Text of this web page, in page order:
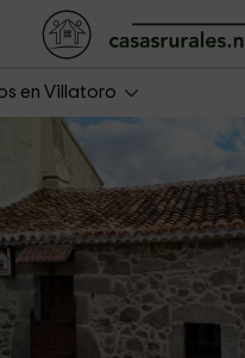
en Villatoro
del Picote